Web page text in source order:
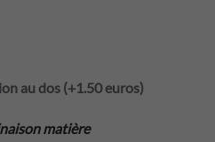
au dos (+1.50 euros)
matière